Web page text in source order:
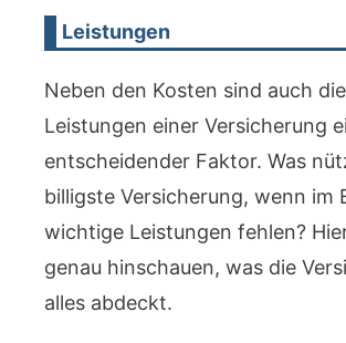
Leistungen
Neben den Kosten sind auch die
Leistungen einer Versicherung
entscheidender Faktor. Was
billigste Versicherung, wenn im
wichtige Leistungen fehlen?
genau hinschauen, was die
alles abdeckt.